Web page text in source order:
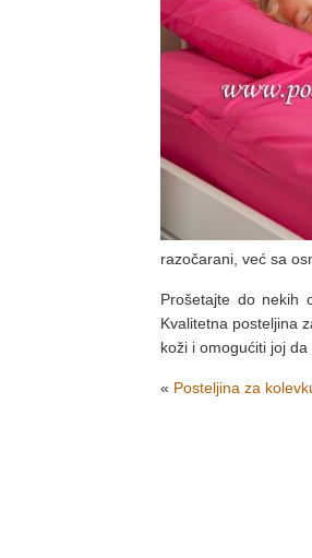
razočarani, već sa
Prošetajte do nekih
Kvalitetna posteljina
koži i omogućiti joj
« Posteljina za